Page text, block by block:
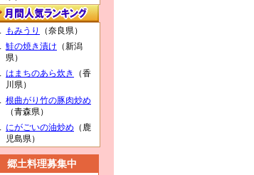
もみうり
（奈良県）
鮭の焼き漬け （新潟
県）
はまちのあら炊き
（香
川県）
根曲がり竹の豚肉炒め
（青森県）
にがごいの油炒め （鹿
児島県）
郷土料理募集中